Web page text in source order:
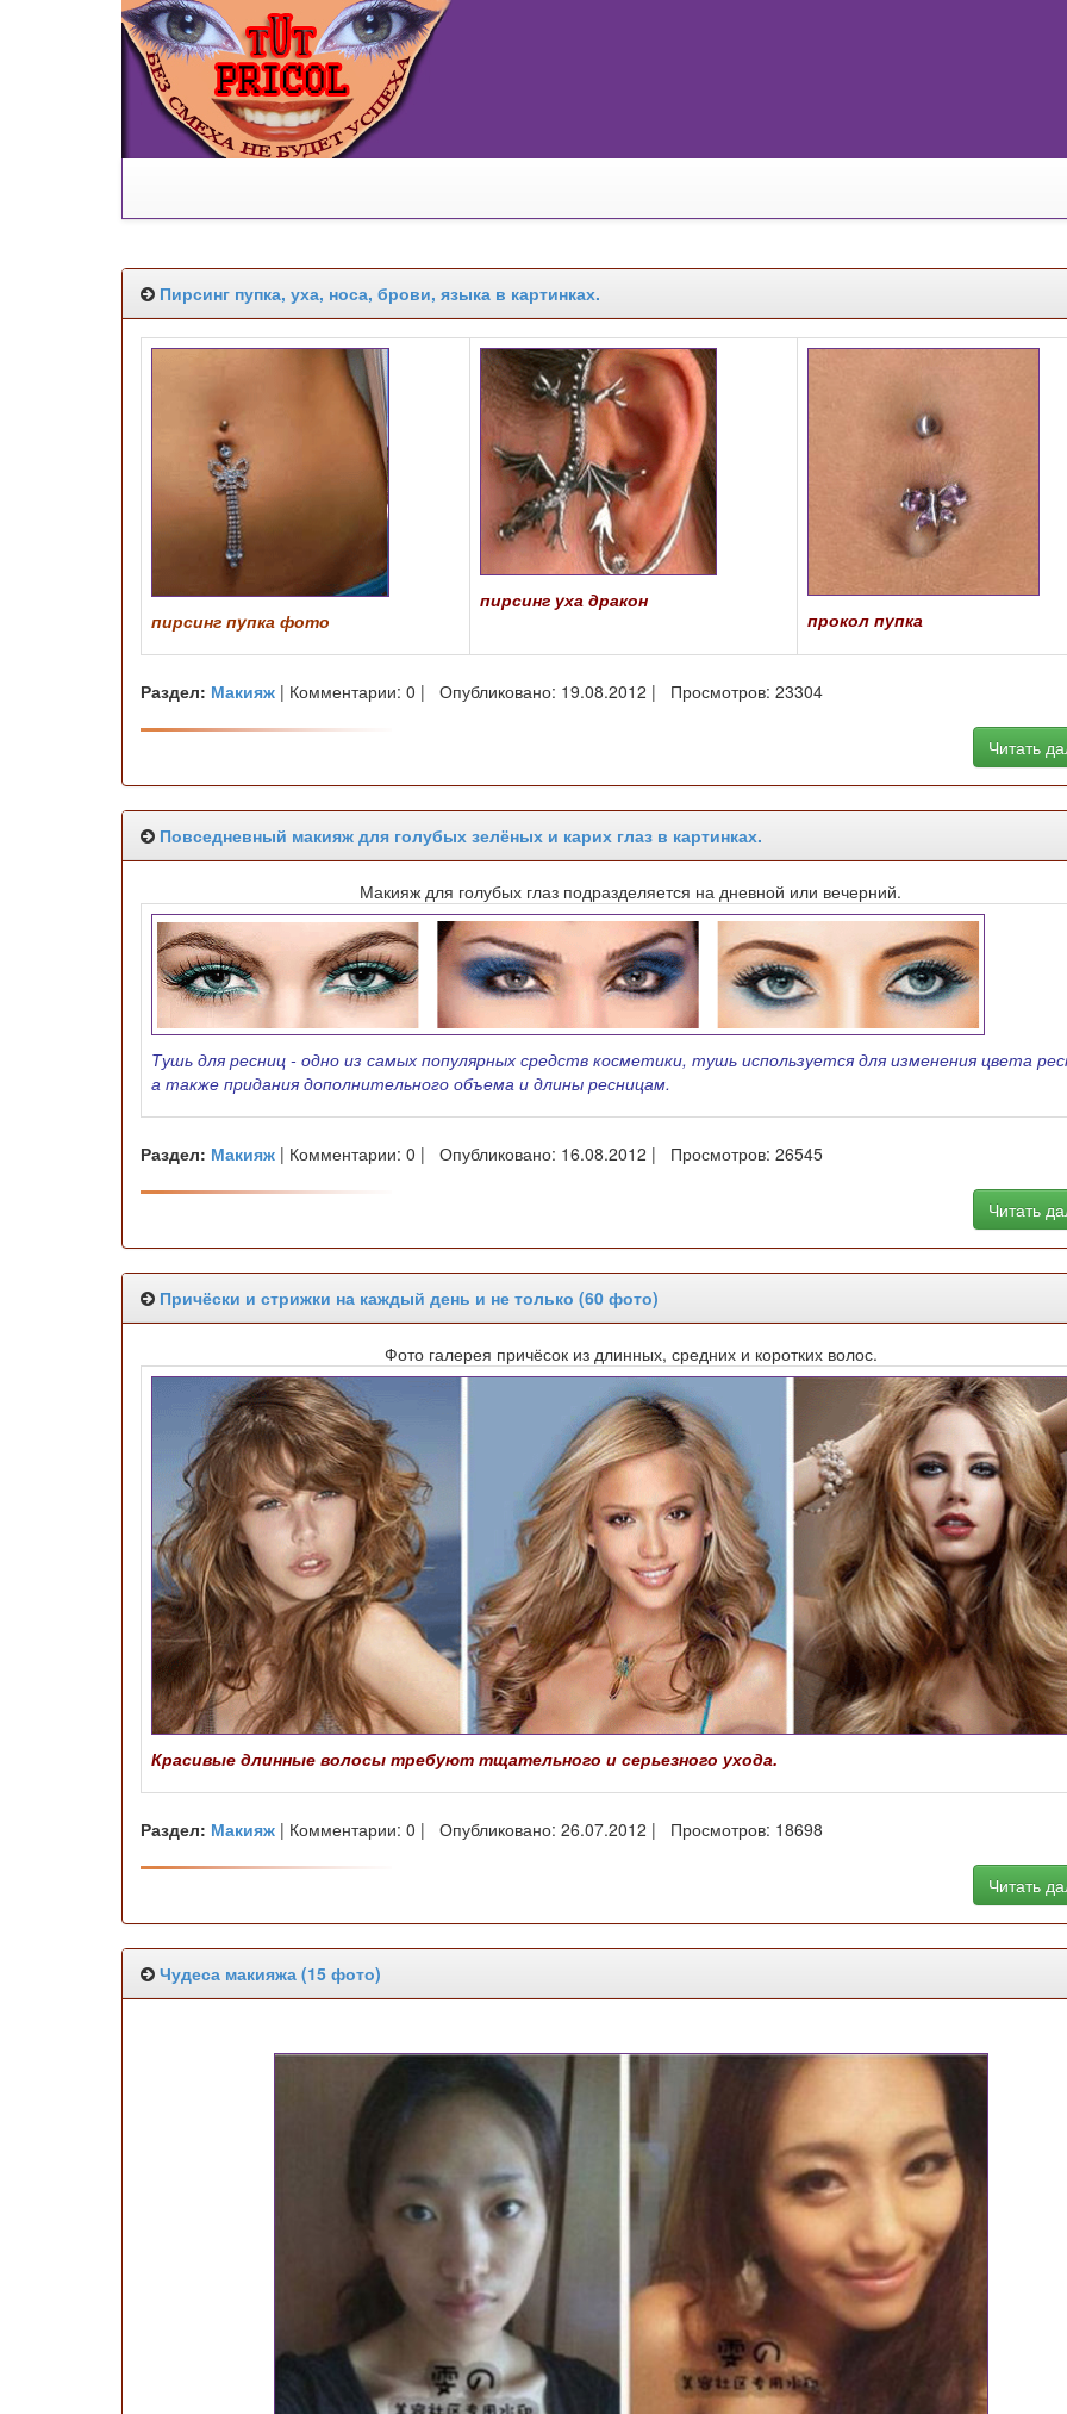
Пирсинг пупка, уха, носа, брови, языка в картинках.
пирсинг пупка фото
пирсинг уха дракон
прокол пупка
Раздел: Макияж | Комментарии: 0 | Опубликовано: 19.08.2012 | Просмотров: 23304
Читать
Повседневный макияж для голубых зелёных и карих глаз в картинках.
Макияж для голубых глаз подразделяется на дневной или вечерний.
Тушь для ресниц - одно из самых популярных средств косметики, тушь используется для изменения цвета
а также придания дополнительного объема и длины ресницам.
Раздел: Макияж | Комментарии: 0 | Опубликовано: 16.08.2012 | Просмотров: 26545
Читать
Причёски и стрижки на каждый день и не только (60 фото)
Фото галерея причёсок из длинных, средних и коротких волос.
Красивые длинные волосы требуют тщательного и серьезного ухода.
Раздел: Макияж | Комментарии: 0 | Опубликовано: 26.07.2012 | Просмотров: 18698
Читать
Чудеса макияжа (15 фото)